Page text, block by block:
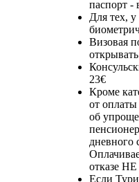
паспорт -
Для тех,
Визовая
23€
Кроме
от оплаты
об
дневного
отказе НЕ
Если